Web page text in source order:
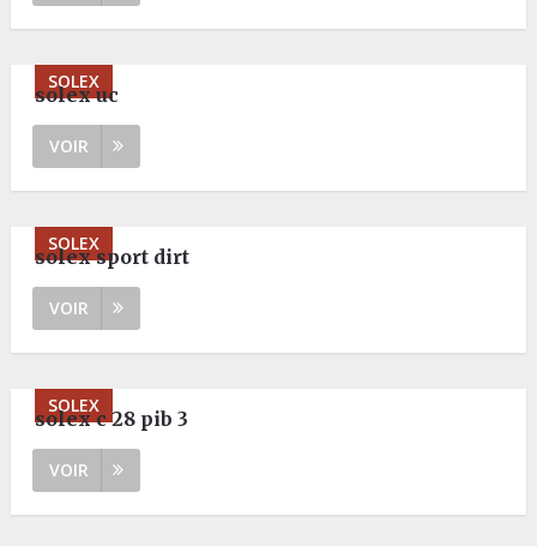
SOLEX
solex uc
VOIR
SOLEX
solex sport dirt
VOIR
SOLEX
solex c 28 pib 3
VOIR